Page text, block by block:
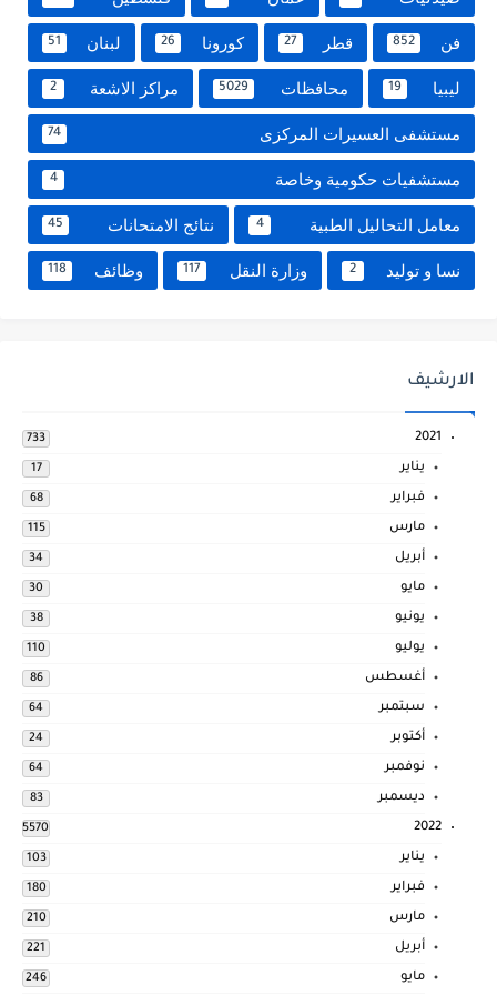
فن 852 قطر 27 كورونا 26 لبنان 51
ليبيا 19 محافظات 5029 مراكز الاشعة 2
مستشفى العسيرات المركزى 74
مستشفيات حكومية وخاصة 4
معامل التحاليل الطبية 4 نتائج الامتحانات 45
نسا و توليد 2 وزارة النقل 117 وظائف 118
الارشيف
2021
733
يناير 17
فبراير 68
مارس 115
أبريل 34
مايو 30
يونيو 38
يوليو 110
أغسطس 86
سبتمبر 64
أكتوبر 24
نوفمبر 64
ديسمبر 83
2022
5570
يناير 103
فبراير 180
مارس 210
أبريل 221
مايو 246